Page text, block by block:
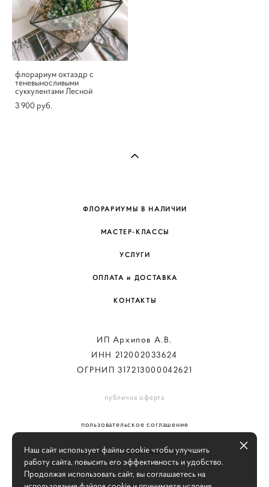
флорариум октаэдр с
теневыносливыми
суккулентами Лесной
3 900 pуб.
ФЛОРАРИУМЫ В НАЛИЧИИ
МАСТЕР-КЛАССЫ
УСЛУГИ
ОПЛАТА и ДОСТАВКА
КОНТАКТЫ
ИП Архипов А.В.
ИНН 212002033624
ОГРНИП 317213000042621
публична оферта
пользовательское соглашение
политика конфиденциальности
Наш сайт использует файлы cookie чтобы улучшить
работу сайта, повысить его эффективность и удобство.
Продолжая использовать сайт, вы соглашаетесь на